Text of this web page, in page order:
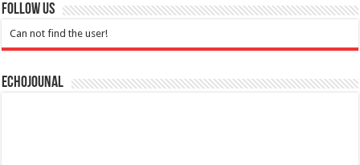
Follow Us
Can not find the user!
Echojounal